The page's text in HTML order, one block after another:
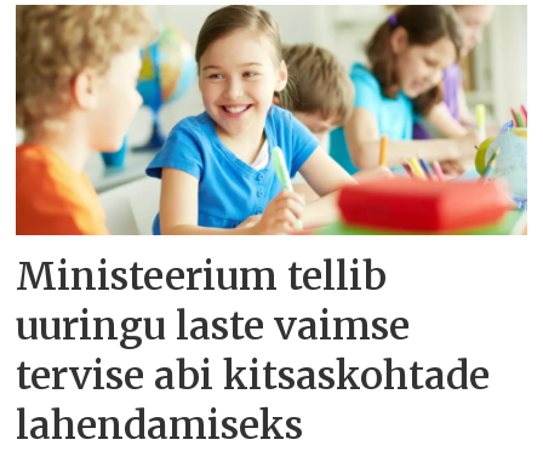
Ministeerium tellib
uuringu laste vaimse
tervise abi kitsaskohtade
lahendamiseks